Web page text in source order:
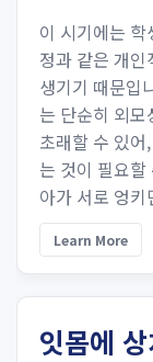
이 시기에는
정과 같은 개
생기기 때문입
는 단순히 외
초래할 수 있
는 것이 필요
아가 서로 엉
Learn More
잇몸에